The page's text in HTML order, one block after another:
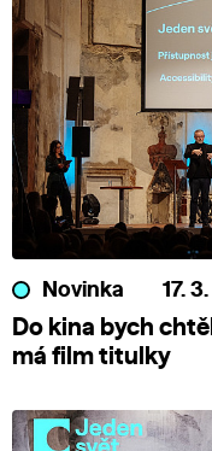
Novinka 17.
Do kina bych
má film titulky